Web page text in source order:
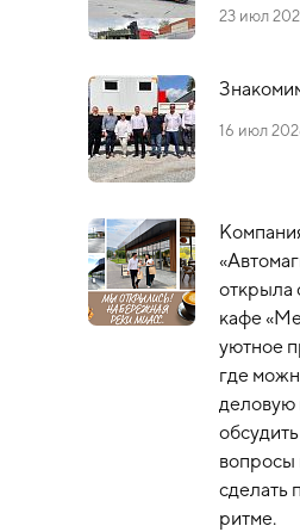
23 июл
16 июл
открыла
кафе
уютное
где
деловую
вопросы
сделать
ритме.